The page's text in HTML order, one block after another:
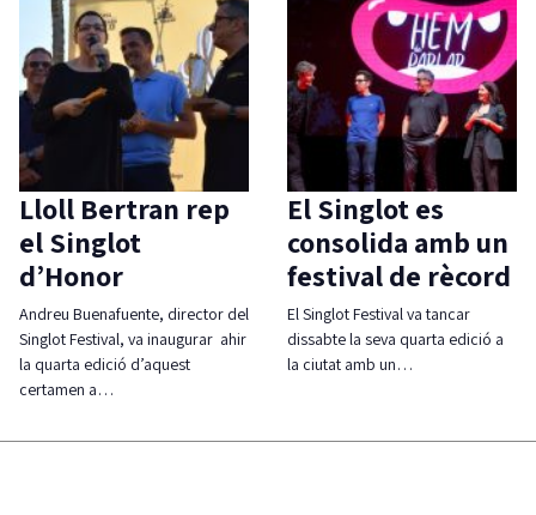
Lloll Bertran rep
el Singlot
d’Honor
Andreu Buenafuente, director del
Singlot Festival, va inaugurar ahir
la quarta edició d’aquest
certamen a…
El Singlot es
consolida amb un
festival de rècord
El Singlot Festival va tancar
dissabte la seva quarta edició a
la ciutat amb un…